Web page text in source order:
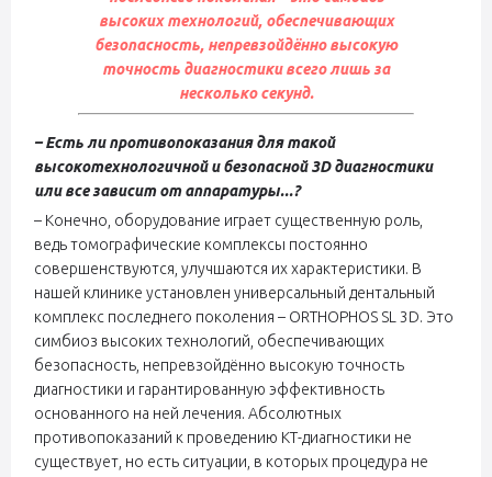
высоких технологий, обеспечивающих
безопасность, непревзойдённо высокую
точность диагностики всего лишь за
несколько секунд.
– Есть ли противопоказания для такой
высокотехнологичной и безопасной 3D диагностики
или все зависит от аппаратуры...?
– Конечно, оборудование играет существенную роль,
ведь томографические комплексы постоянно
совершенствуются, улучшаются их характеристики. В
нашей клинике установлен универсальный дентальный
комплекс последнего поколения – ORTHOPHOS SL 3D. Это
симбиоз высоких технологий, обеспечивающих
безопасность, непревзойдённо высокую точность
диагностики и гарантированную эффективность
основанного на ней лечения. Абсолютных
противопоказаний к проведению КТ-диагностики не
существует, но есть ситуации, в которых процедура не